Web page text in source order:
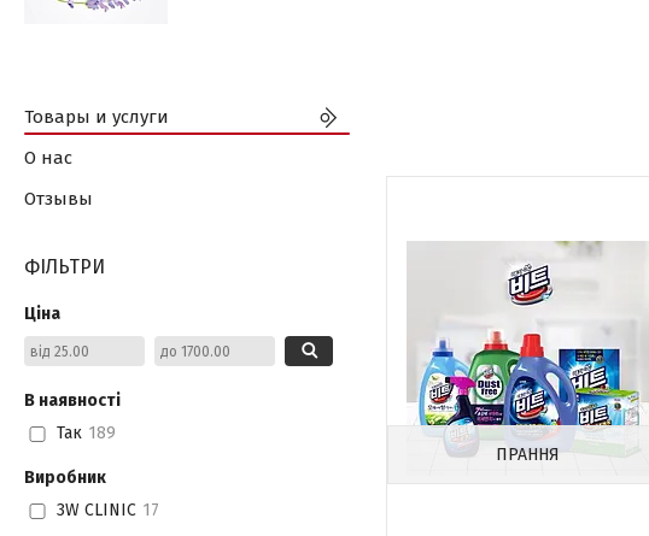
ПРАННЯ
Товары и услуги
О нас
Отзывы
ФІЛЬТРИ
Ціна
В наявності
Так 189
Виробник
3W CLINIC 17